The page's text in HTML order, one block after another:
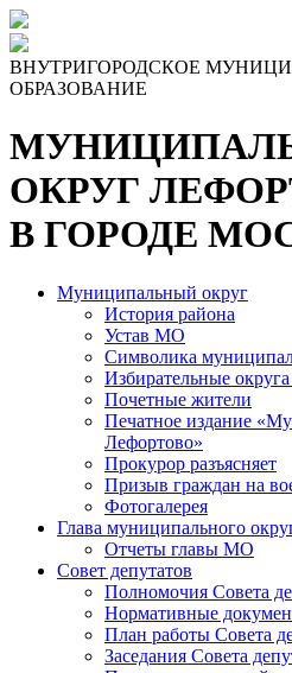
Skip
to
the
content
ВНУТРИГОРОДСКОЕ
ОБРАЗОВАНИЕ
ОКРУГ
В ГОРОДЕ
Муниципальный округ
История района
Устав МО
Символика
Избирательные
Почетные жители
Печатное издание
Лефортово»
Прокурор разъясняет
Призыв граждан на
Фотогалерея
Глава муниципального
Отчеты главы МО
Совет депутатов
Полномочия Совета
Нормативные
План работы Совета
Заседания Cовета